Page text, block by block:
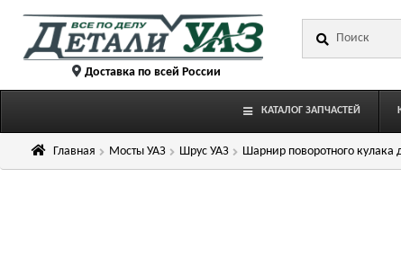
Перейти
Перейти
содержимому Доставка по всей России
КАТАЛОГ ЗАПЧАСТЕЙ
Главная Мосты УАЗ Шрус УАЗ Шарнир поворотного